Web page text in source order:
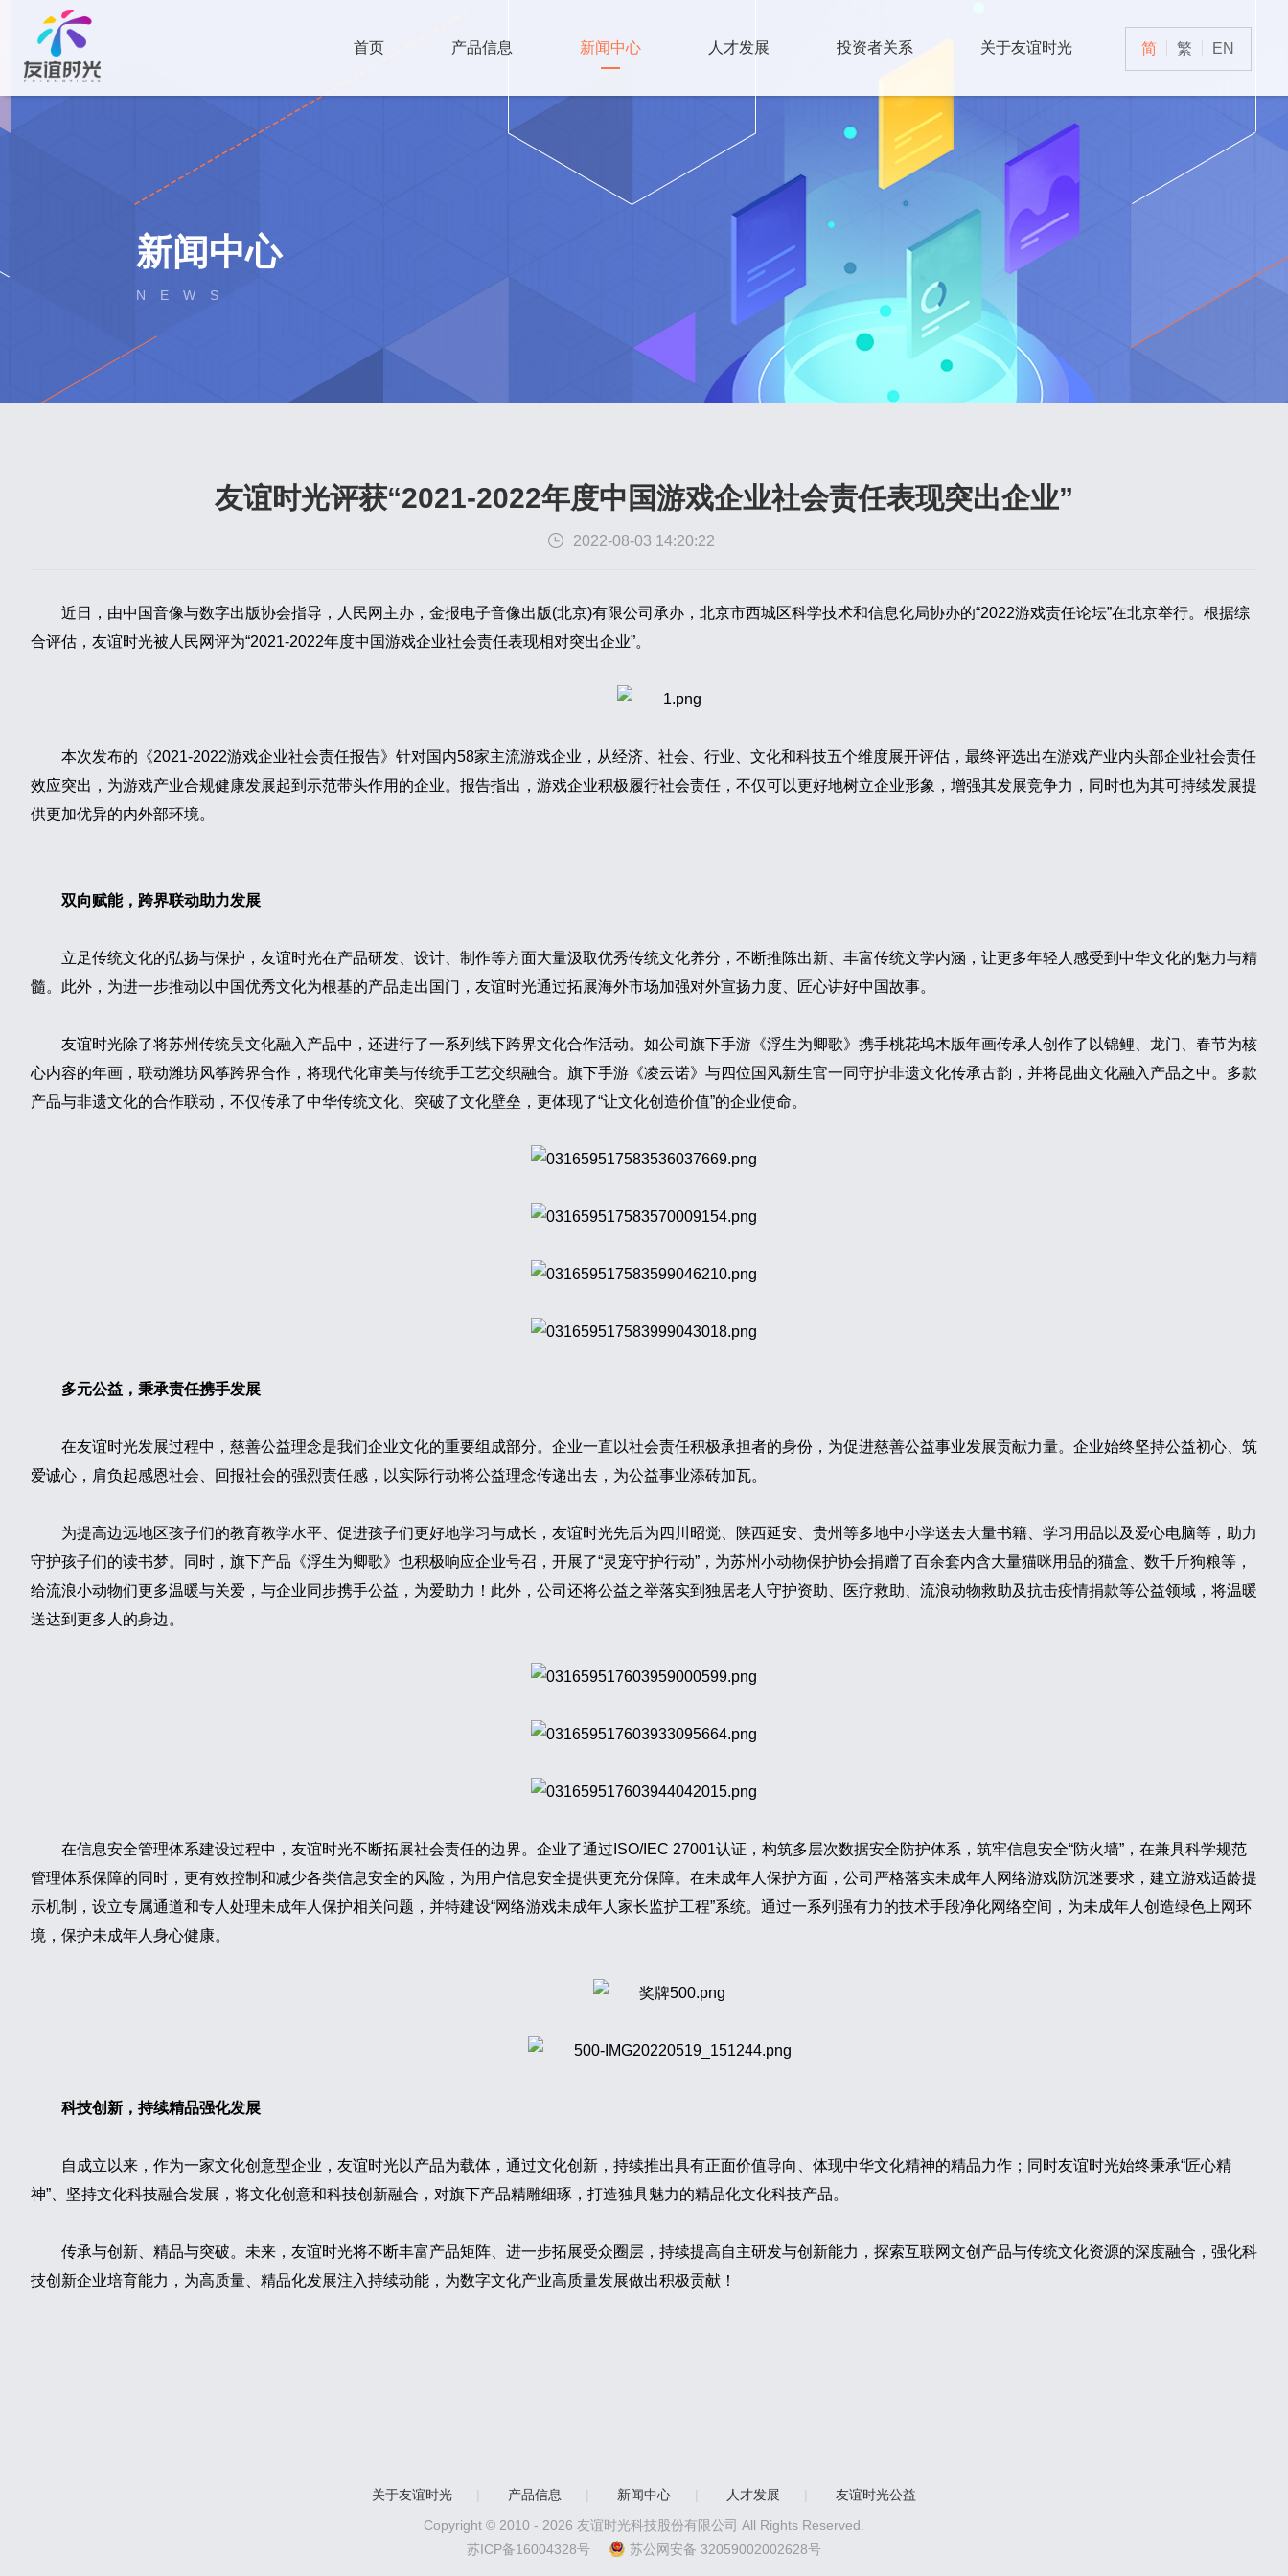
简 繁 EN
首页 产品信息 新闻中心 人才发展 投资者关系 关于友谊时光
新闻中心
NEWS
​友谊时光评获“2021-2022年度中国游戏企业社会责任表现突出企业”
2022-08-03 14:20:22
近日，由中国音像与数字出版协会指导，人民网主办，金报电子音像出版(北京)有限公司承办，北京市西城区科学技术和信息化局协办的“2022游戏责任论坛”在北京举行。根据综
合评估，友谊时光被人民网评为“2021-2022年度中国游戏企业社会责任表现相对突出企业”。
本次发布的《2021-2022游戏企业社会责任报告》针对国内58家主流游戏企业，从经济、社会、行业、文化和科技五个维度展开评估，最终评选出在游戏产业内头部企业社会责任
效应突出，为游戏产业合规健康发展起到示范带头作用的企业。报告指出，游戏企业积极履行社会责任，不仅可以更好地树立企业形象，增强其发展竞争力，同时也为其可持续发展提
供更加优异的内外部环境。
双向赋能，跨界联动助力发展
立足传统文化的弘扬与保护，友谊时光在产品研发、设计、制作等方面大量汲取优秀传统文化养分，不断推陈出新、丰富传统文学内涵，让更多年轻人感受到中华文化的魅力与精
髓。此外，为进一步推动以中国优秀文化为根基的产品走出国门，友谊时光通过拓展海外市场加强对外宣扬力度、匠心讲好中国故事。
友谊时光除了将苏州传统吴文化融入产品中，还进行了一系列线下跨界文化合作活动。如公司旗下手游《浮生为卿歌》携手桃花坞木版年画传承人创作了以锦鲤、龙门、春节为核
心内容的年画，联动潍坊风筝跨界合作，将现代化审美与传统手工艺交织融合。旗下手游《凌云诺》与四位国风新生官一同守护非遗文化传承古韵，并将昆曲文化融入产品之中。多款
产品与非遗文化的合作联动，不仅传承了中华传统文化、突破了文化壁垒，更体现了“让文化创造价值”的企业使命。
多元公益，秉承责任携手发展
在友谊时光发展过程中，慈善公益理念是我们企业文化的重要组成部分。企业一直以社会责任积极承担者的身份，为促进慈善公益事业发展贡献力量。企业始终坚持公益初心、筑
爱诚心，肩负起感恩社会、回报社会的强烈责任感，以实际行动将公益理念传递出去，为公益事业添砖加瓦。
为提高边远地区孩子们的教育教学水平、促进孩子们更好地学习与成长，友谊时光先后为四川昭觉、陕西延安、贵州等多地中小学送去大量书籍、学习用品以及爱心电脑等，助力
守护孩子们的读书梦。同时，旗下产品《浮生为卿歌》也积极响应企业号召，开展了“灵宠守护行动”，为苏州小动物保护协会捐赠了百余套内含大量猫咪用品的猫盒、数千斤狗粮等，
给流浪小动物们更多温暖与关爱，与企业同步携手公益，为爱助力！此外，公司还将公益之举落实到独居老人守护资助、医疗救助、流浪动物救助及抗击疫情捐款等公益领域，将温暖
送达到更多人的身边。
在信息安全管理体系建设过程中，友谊时光不断拓展社会责任的边界。企业了通过ISO/IEC 27001认证，构筑多层次数据安全防护体系，筑牢信息安全“防火墙”，在兼具科学规范
管理体系保障的同时，更有效控制和减少各类信息安全的风险，为用户信息安全提供更充分保障。在未成年人保护方面，公司严格落实未成年人网络游戏防沉迷要求，建立游戏适龄提
示机制，设立专属通道和专人处理未成年人保护相关问题，并特建设“网络游戏未成年人家长监护工程”系统。通过一系列强有力的技术手段净化网络空间，为未成年人创造绿色上网环
境，保护未成年人身心健康。
科技创新，持续精品强化发展
自成立以来，作为一家文化创意型企业，友谊时光以产品为载体，通过文化创新，持续推出具有正面价值导向、体现中华文化精神的精品力作；同时友谊时光始终秉承“匠心精
神”、坚持文化科技融合发展，将文化创意和科技创新融合，对旗下产品精雕细琢，打造独具魅力的精品化文化科技产品。
传承与创新、精品与突破。未来，友谊时光将不断丰富产品矩阵、进一步拓展受众圈层，持续提高自主研发与创新能力，探索互联网文创产品与传统文化资源的深度融合，强化科
技创新企业培育能力，为高质量、精品化发展注入持续动能，为数字文化产业高质量发展做出积极贡献！
关于友谊时光 | 产品信息 | 新闻中心 | 人才发展 |
友谊时光公益
Copyright © 2010 - 2026 友谊时光科技股份有限公司 All Rights Reserved.
苏ICP备16004328号
苏公网安备 32059002002628号